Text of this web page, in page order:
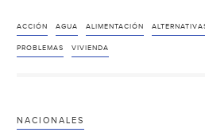
ACCIÓN AGUA ALIMENTACIÓN
PROBLEMAS VIVIENDA
NACIONALES